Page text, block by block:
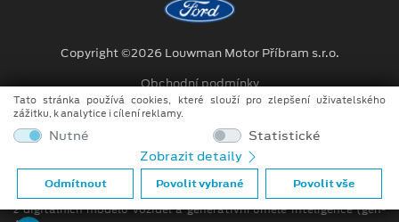
Copyright ©2026 Louwman Motor Příbram s.r.o.
Obchodní podmínky
Ochrana osobních údajů
Prohlášení o zpracování údajů konečných zákazníků
Při tvorbě videí a obrázků na tomto webu je využíváno kombinace
tradičních fotografií či videí, počítačem generovaných snímků (CGI)
z digitálních modelů vozidel a generativní umělé inteligence (gen-
Tato stránka používá cookies, které slouží pro zlepšení uživatelského
zážitku, k analytice i cílení reklamy.
Nutné
Statistické
Zobrazit detaily
Odmítnout Povolit vybrané Povolit vše